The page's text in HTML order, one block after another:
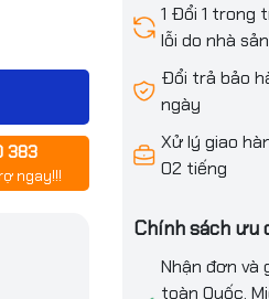
383
ngay!!!
1 Đổi 1 trong
lỗi do nhà
Đổi trả bảo
ngày
Xử lý giao
02 tiếng
Chính sách ưu
Nhận đơn và
toàn Quốc.
DL,
mm)